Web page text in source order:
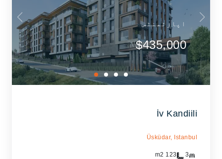
اپارٹمنٹس
$435,000
İv Kandiili
Üsküdar, Istanbul
3
123